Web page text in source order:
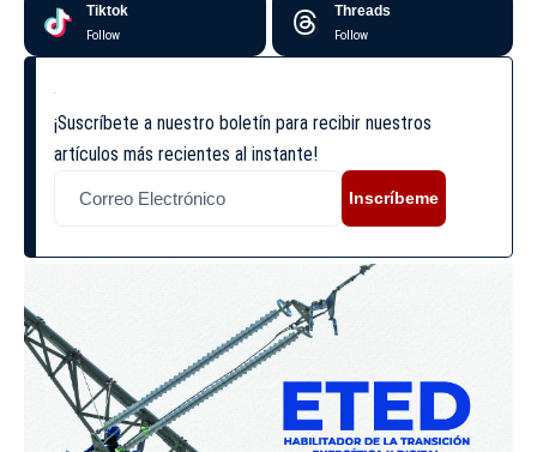
Tiktok
Follow
Threads
Follow
¡Suscríbete a nuestro boletín para recibir nuestros
artículos más recientes al instante!
Inscríbeme